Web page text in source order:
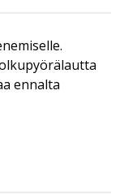
ennalta